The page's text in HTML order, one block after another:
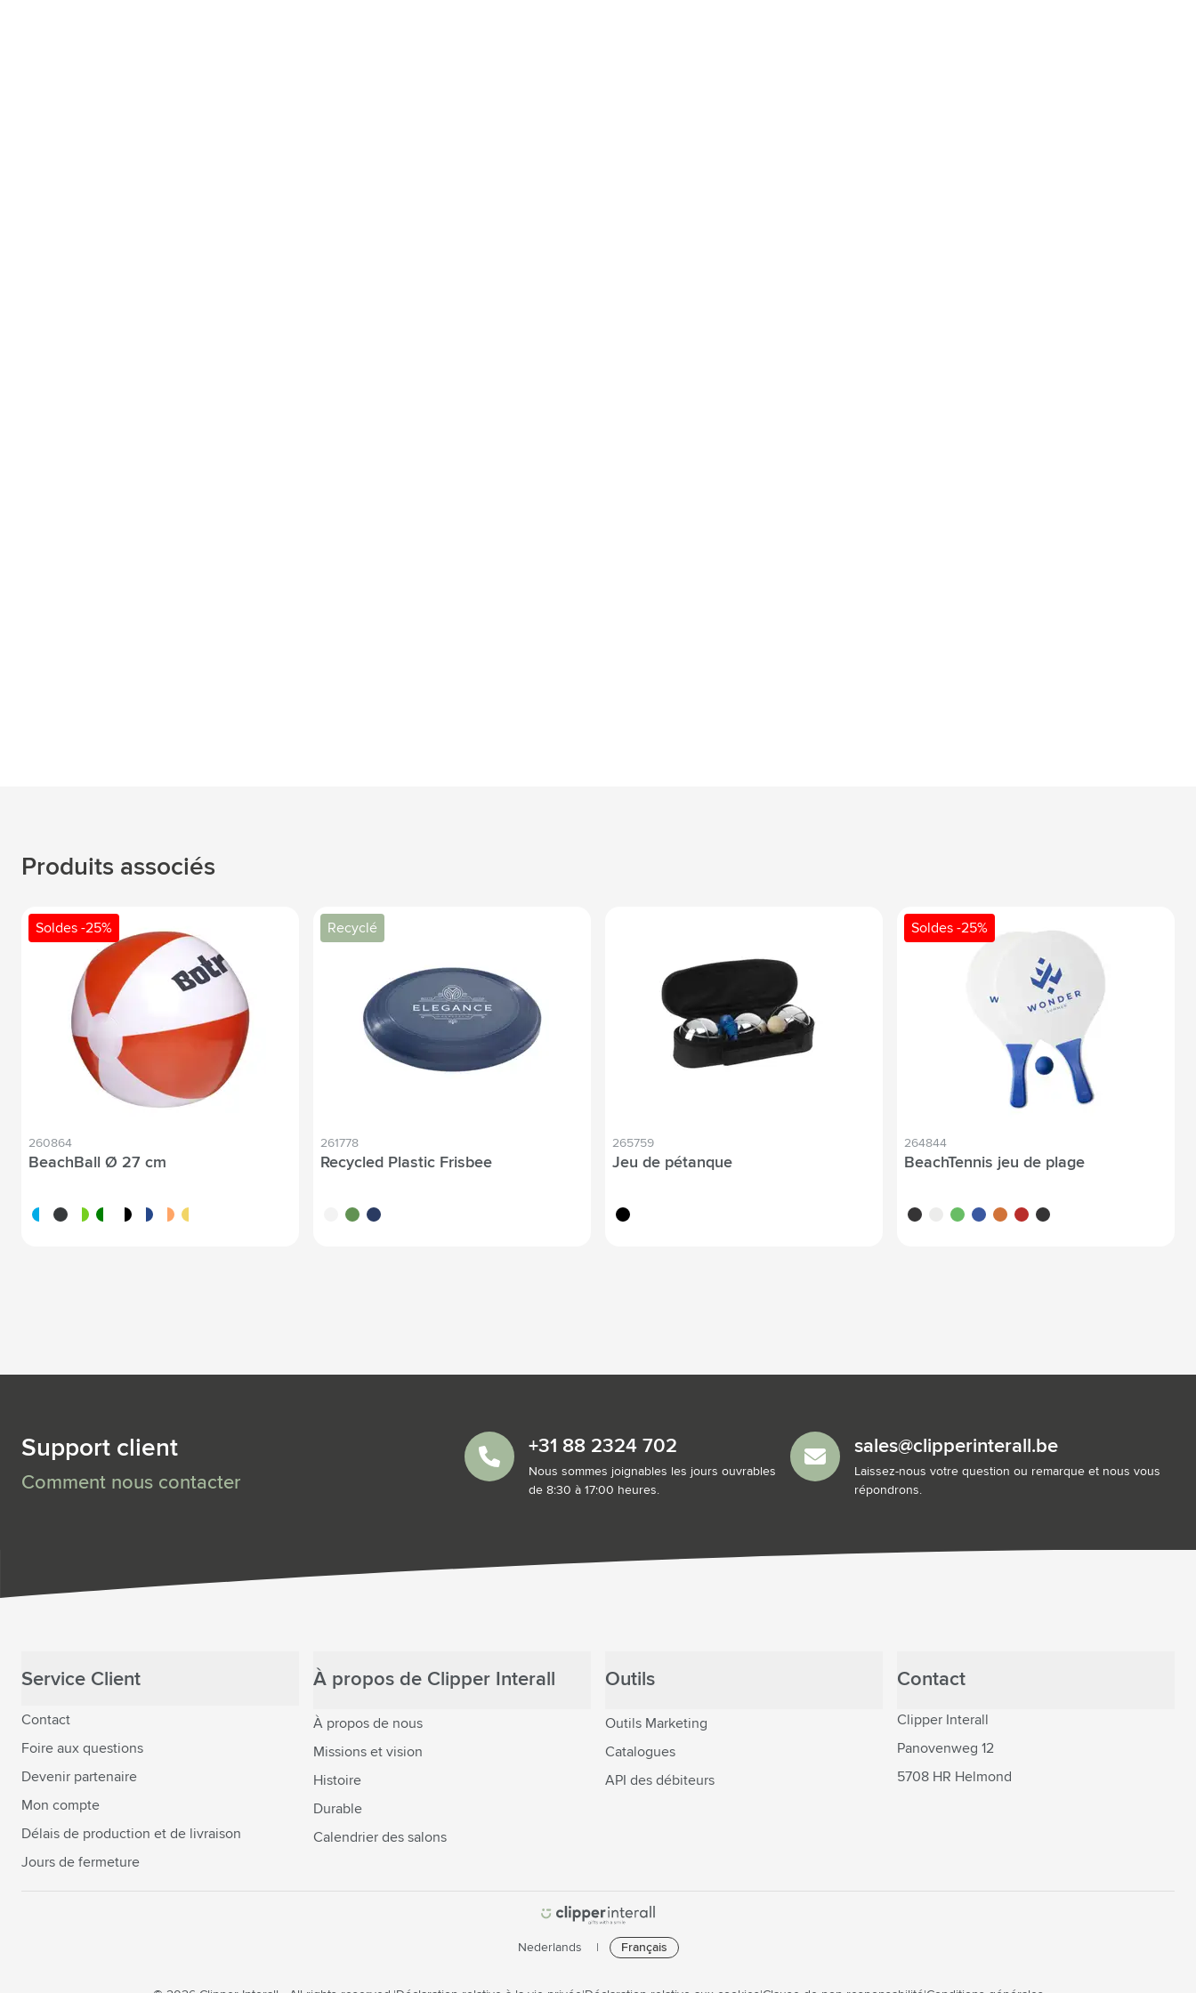
Produits associés
Soldes -25%
260864
BeachBall Ø 27 cm
blanc/bleu
noir blanc/rouge
blanc/vertblanc/noirblanc/bleu foncé
blanc/orange
blanc/jaune
Recyclé
261778
Recycled Plastic Frisbee
blancvert bleu
265759
Jeu de pétanque
noir
Soldes -25%
264844
BeachTennis jeu de plage
noir blancvert bleu orangerougenoir/noir
Support client
Comment nous contacter
+31 88 2324 702
Nous sommes joignables les jours ouvrables
de 8:30 à 17:00 heures.
sales@clipperinterall.be
Laissez-nous votre question ou remarque et nous vous
répondrons.
Service Client
Contact
Foire aux questions
Devenir partenaire
Mon compte
Délais de production et de livraison
Jours de fermeture
À propos de Clipper Interall
À propos de nous
Missions et vision
Histoire
Durable
Calendrier des salons
Outils
Outils Marketing
Catalogues
API des débiteurs
Contact
Clipper Interall
Panovenweg 12
5708 HR Helmond
Nederlands Français